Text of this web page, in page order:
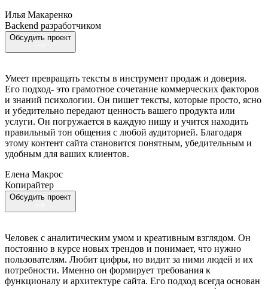
Илья Макаренко
Backend разработчиком
Обсудить проект
Умеет превращать тексты в инструмент продаж и доверия.
Его подход- это грамотное сочетание коммерческих факторов
и знаний психологии. Он пишет тексты, которые просто, ясно
и убедительно передают ценность вашего продукта или
услуги. Он погружается в каждую нишу и учится находить
правильный тон общения с любой аудиторией. Благодаря
этому контент сайта становится понятным, убедительным и
удобным для ваших клиентов.
Елена Макрос
Копирайтер
Обсудить проект
Человек с аналитическим умом и креативным взглядом. Он
постоянно в курсе новых трендов и понимает, что нужно
пользователям. Любит цифры, но видит за ними людей и их
потребности. Именно он формирует требования к
функционалу и архитектуре сайта. Его подход всегда основан